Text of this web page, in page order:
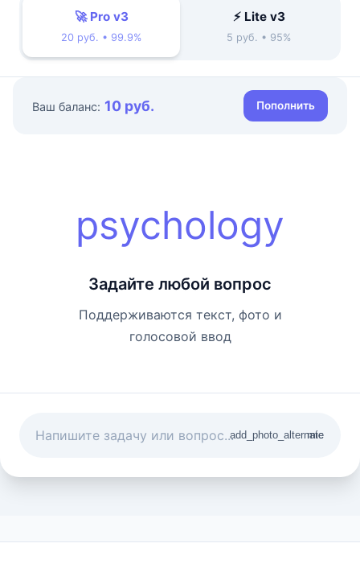
🚀 Pro v3
20 руб. • 99.9%
⚡ Lite v3
5 руб. • 95%
Ваш баланс: 10 руб. Пополнить
psychology
Задайте любой вопрос
Поддерживаются текст, фото и
голосовой ввод
add_photo_alternate
mic